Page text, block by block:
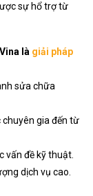
sự hổ trợ từ
là giải pháp
sửa chữa
gia đến từ
vấn đề kỹ thuật.
dịch vụ cao.